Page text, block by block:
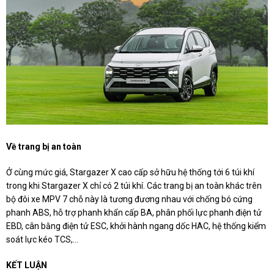
Về trang bị an toàn
Ở cùng mức giá, Stargazer X cao cấp sở hữu hệ thống tới 6 túi khí
trong khi Stargazer X chỉ có 2 túi khí. Các trang bị an toàn khác trên
bộ đôi xe MPV 7 chỗ này là tương đương nhau với chống bó cứng
phanh ABS, hỗ trợ phanh khẩn cấp BA, phân phối lực phanh điện tử
EBD, cân bằng điện tử ESC, khởi hành ngang dốc HAC, hệ thống kiểm
soát lực kéo TCS,...
KẾT LUẬN